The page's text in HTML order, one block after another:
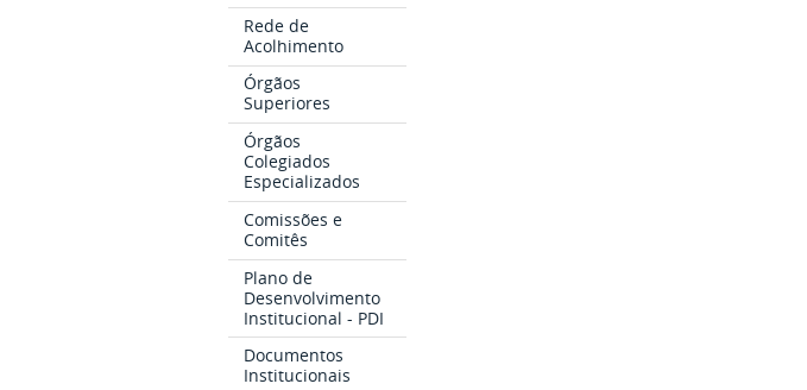
Rede de
Acolhimento
Órgãos
Superiores
Órgãos
Colegiados
Especializados
Comissões e
Comitês
Plano de
Desenvolvimento
Institucional - PDI
Documentos
Institucionais